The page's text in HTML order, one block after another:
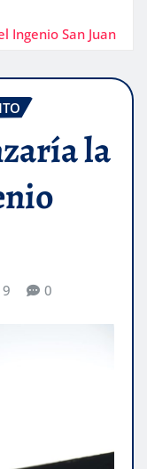
Ingenio San Juan
la
0